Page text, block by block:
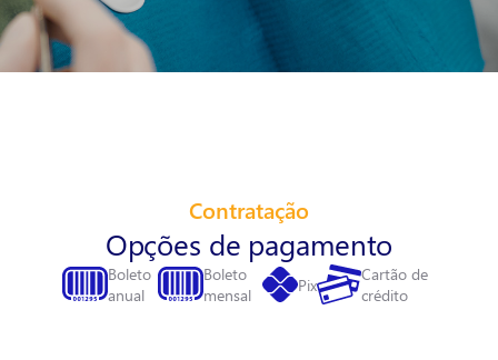
Contratação
Opções de pagamento
Boleto
anual
Boleto
mensal
Pix
Cartão de
crédito